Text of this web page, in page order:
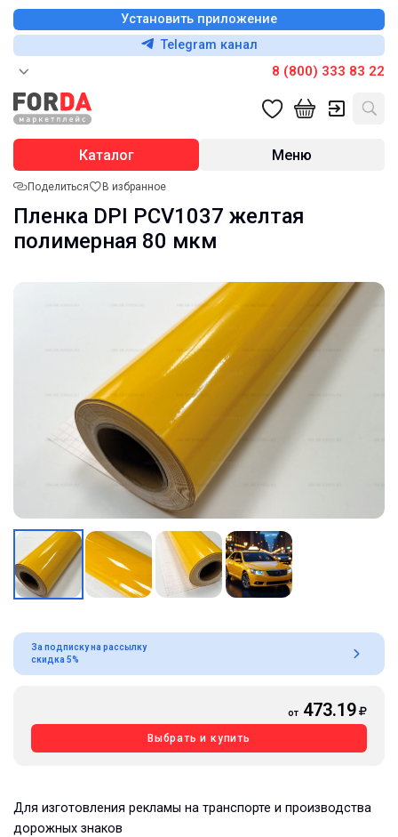
Установить приложение
Telegram канал
8 (800) 333 83 22
Каталог Меню
Поделиться В избранное
Пленка DPI PCV1037 желтая
полимерная 80 мкм
За подписку на рассылку
скидка 5%
от 473.19
Выбрать и купить
Для изготовления рекламы на транспорте и производства
дорожных знаков